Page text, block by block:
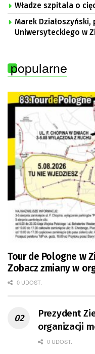
Władze szpitala o
Marek
Uniwersyteckiego w
popularne
Tour de Pologne w
Zobacz zmiany w
0 UDOST.
Prezydent
organizacji
0 UDOST.